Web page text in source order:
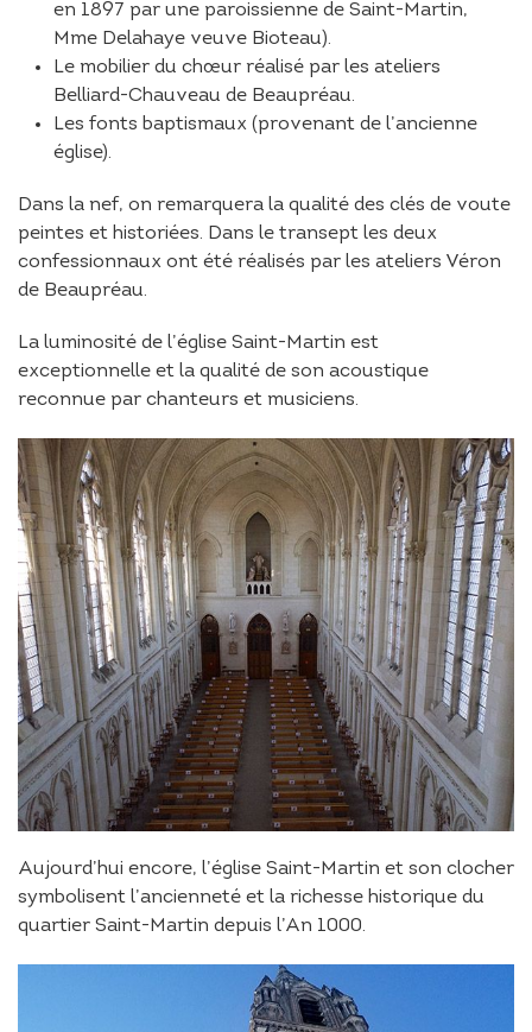
en 1897 par une paroissienne de Saint-Martin,
Mme Delahaye veuve Bioteau).
Le mobilier du chœur réalisé par les ateliers
Belliard-Chauveau de Beaupréau.
Les fonts baptismaux (provenant de l’ancienne
église).
Dans la nef, on remarquera la qualité des clés de voute
peintes et historiées. Dans le transept les deux
confessionnaux ont été réalisés par les ateliers Véron
de Beaupréau.
La luminosité de l’église Saint-Martin est
exceptionnelle et la qualité de son acoustique
reconnue par chanteurs et musiciens.
Aujourd’hui encore, l’église Saint-Martin et son clocher
symbolisent l’ancienneté et la richesse historique du
quartier Saint-Martin depuis l’An 1000.